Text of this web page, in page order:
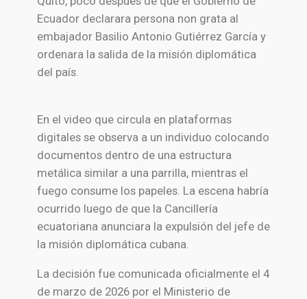
Ecuadordeclarara persona non grata al
embajador Basilio Antonio Gutiérrez García y
ordenara la salida de la misión diplomática
del país.
En el video que circula en plataformas
digitales se observa a un individuo colocando
documentos dentro de una estructura
metálica similar a una parrilla, mientras el
fuego consume los papeles. La escena habría
ocurrido luego de que la Cancillería
ecuatoriana anunciara la expulsión del jefe de
la misión diplomática cubana.
La decisión fue comunicada oficialmente el 4
de marzo de 2026 por el Ministerio de